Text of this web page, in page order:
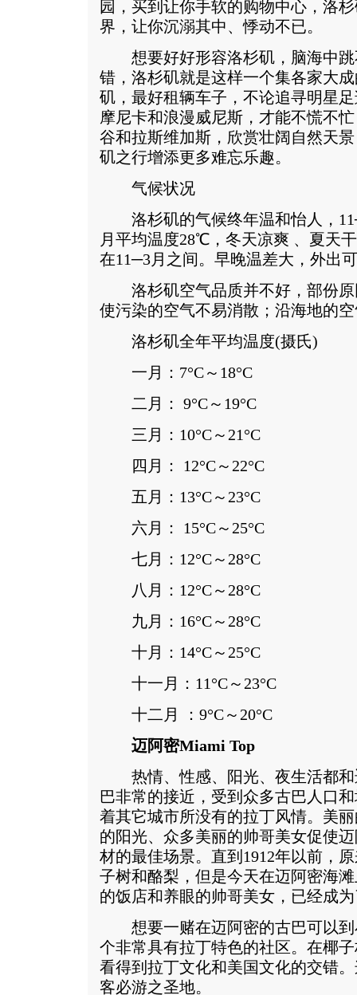
园，买到让你手软的购物中心，洛
界，让你沉溺其中、悸动不已。
想要好好形容洛杉矶，脑海中跳
错，洛杉矶就是这样一个集各家大
矶，最好租辆车子，不论追寻明星
摩尼卡和浪漫威尼斯，才能不慌不
谷和拉斯维加斯，欣赏壮阔自然天
矶之行增添更多难忘乐趣。
气候状况
洛杉矶的气候终年温和怡人，
月平均温度28℃，冬天凉爽 、夏天
在11─3月之间。早晚温差大，外出
洛杉矶空气品质并不好，部份原
使污染的空气不易消散；沿海地的
洛杉矶全年平均温度(摄氏)
一月：7°C～18°C
二月： 9°C～19°C
三月：10°C～21°C
四月： 12°C～22°C
五月：13°C～23°C
六月： 15°C～25°C
七月：12°C～28°C
八月：12°C～28°C
九月：16°C～28°C
十月：14°C～25°C
十一月：11°C～23°C
十二月 ：9°C～20°C
迈阿密Miami Top
热情、性感、阳光、夜生活都和
巴非常的接近，受到众多古巴人口
着其它城市所没有的拉丁风情。美
的阳光、众多美丽的帅哥美女促使
材的最佳场景。直到1912年以前，
子树和酪梨，但是今天在迈阿密海
的饭店和养眼的帅哥美女，已经成
想要一赌在迈阿密的古巴可以到
个非常具有拉丁特色的社区。在椰子
看得到拉丁文化和美国文化的交错
客必游之圣地。